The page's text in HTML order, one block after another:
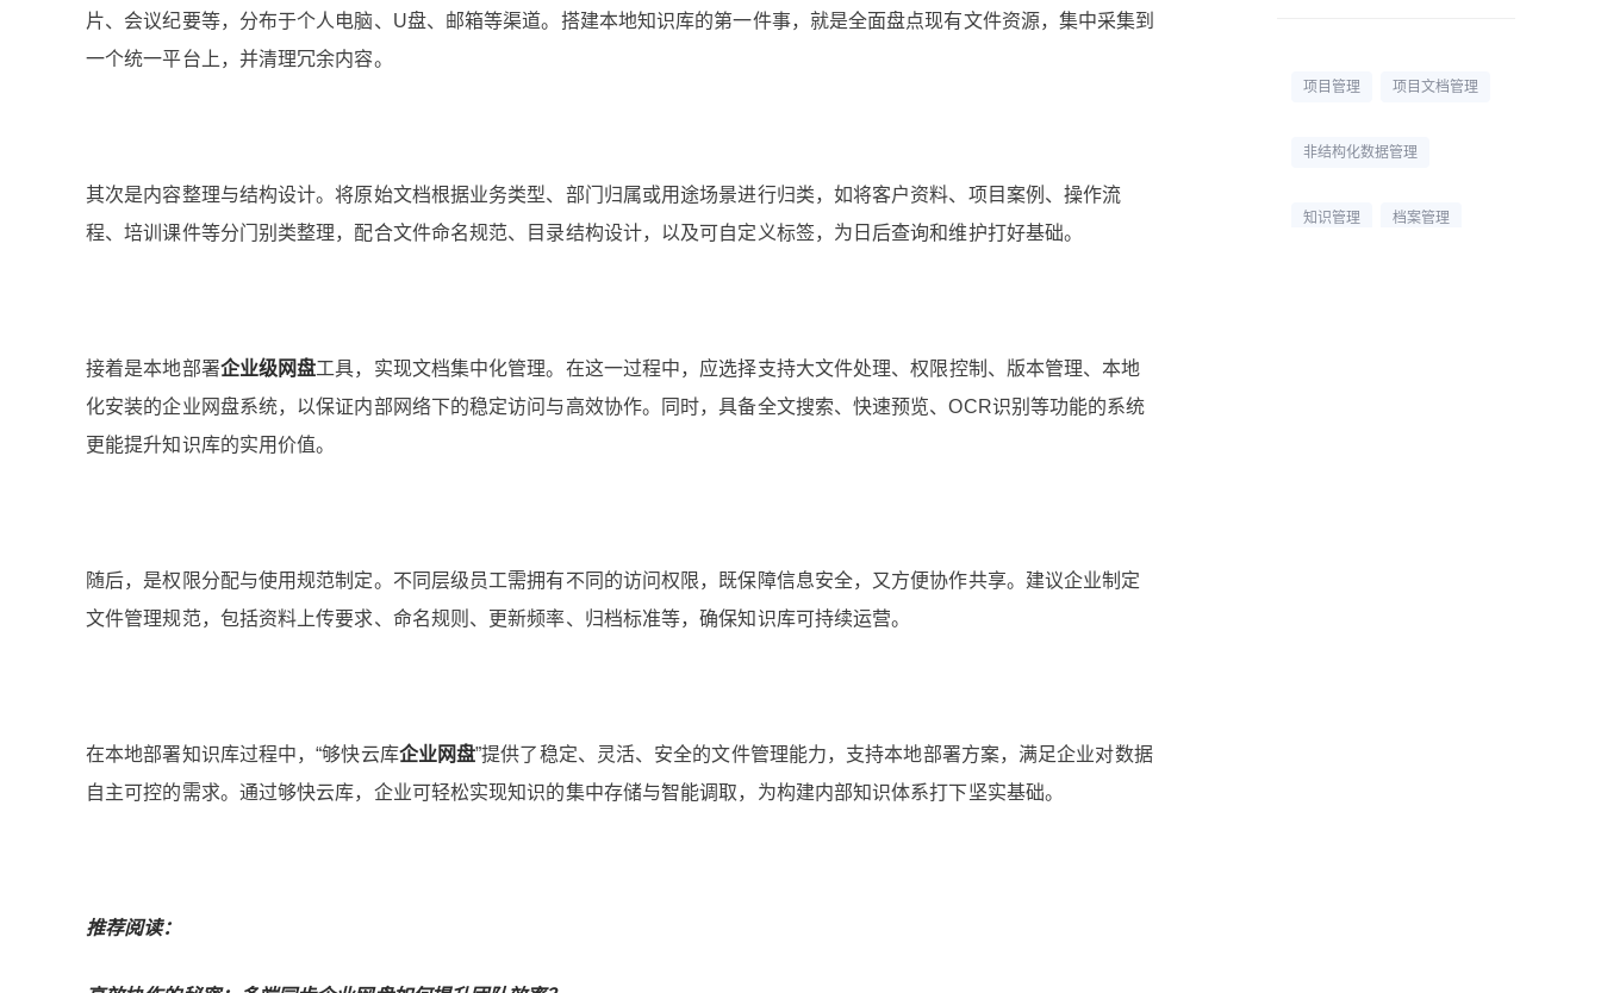
片、会议纪要等，分布于个人电脑、U盘、邮箱等渠道。搭建本地知识库的第一件事，就是全面盘点现有文件资源，集中采集到
一个统一平台上，并清理冗余内容。
其次是内容整理与结构设计。将原始文档根据业务类型、部门归属或用途场景进行归类，如将客户资料、项目案例、操作流
程、培训课件等分门别类整理，配合文件命名规范、目录结构设计，以及可自定义标签，为日后查询和维护打好基础。
接着是本地部署企业级网盘工具，实现文档集中化管理。在这一过程中，应选择支持大文件处理、权限控制、版本管理、本地
化安装的企业网盘系统，以保证内部网络下的稳定访问与高效协作。同时，具备全文搜索、快速预览、OCR识别等功能的系统
更能提升知识库的实用价值。
随后，是权限分配与使用规范制定。不同层级员工需拥有不同的访问权限，既保障信息安全，又方便协作共享。建议企业制定
文件管理规范，包括资料上传要求、命名规则、更新频率、归档标准等，确保知识库可持续运营。
在本地部署知识库过程中，“够快云库企业网盘”提供了稳定、灵活、安全的文件管理能力，支持本地部署方案，满足企业对数据
自主可控的需求。通过够快云库，企业可轻松实现知识的集中存储与智能调取，为构建内部知识体系打下坚实基础。
推荐阅读：
项目管理 项目文档管理
非结构化数据管理
知识管理 档案管理